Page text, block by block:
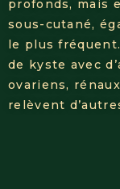
profonds, mais
sous-cutané,
le plus
de kyste avec
ovariens,
relèvent